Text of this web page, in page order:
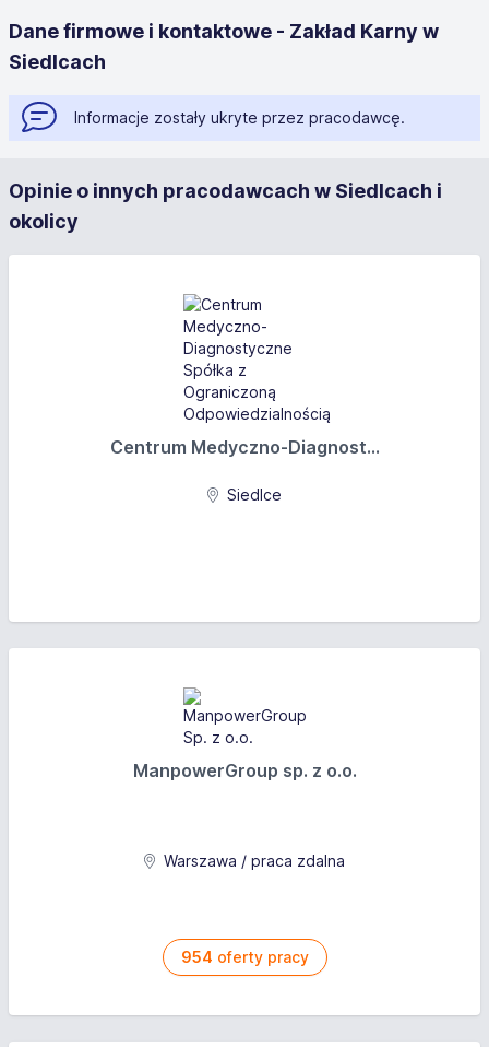
Dane firmowe i kontaktowe - Zakład Karny w
Siedlcach
Informacje zostały ukryte przez pracodawcę.
Opinie o innych pracodawcach w Siedlcach i
okolicy
Centrum Medyczno-Diagnost...
Siedlce
ManpowerGroup sp. z o.o.
Warszawa / praca zdalna
954 oferty pracy